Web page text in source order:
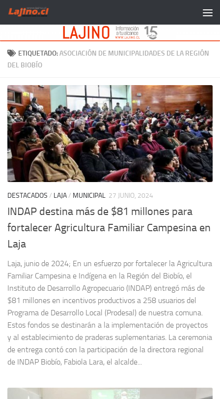
Saltar al contenido
ETIQUETADO:ASOCIACIÓN DE MUNICIPALIDADES DE LA REGIÓN
DEL BIOBÍO
DESTACADOS / LAJA/ MUNICIPAL 27 JUNIO, 2024
INDAP destina más de $81 millones para
fortalecer Agricultura Familiar Campesina en
Laja
Laja, junio de 2024; En un esfuerzo por fortalecer la Agricultura
Familiar Campesina e Indígena en la Región del Biobío, el
Instituto de Desarrollo Agropecuario (INDAP) entregó más de
$81 millones en incentivos productivos a 258 usuarios del
Programa de Desarrollo Local (Prodesal) de nuestra comuna.
Estos fondos se destinarán a la implementación de proyectos
y al establecimiento de praderas suplementarias. La ceremonia
de entrega contó con la participación de la directora regional
de INDAP Biobío, Fabiola Lara, el alcalde...